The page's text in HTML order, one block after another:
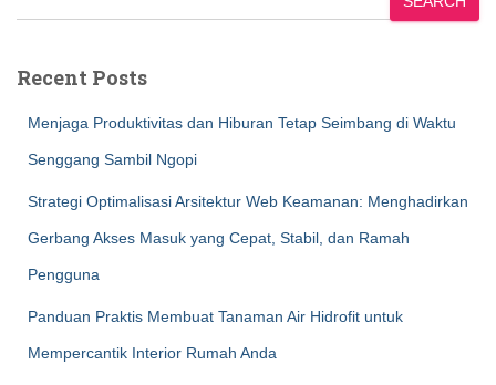
Recent Posts
Menjaga Produktivitas dan Hiburan Tetap Seimbang di Waktu
Senggang Sambil Ngopi
Strategi Optimalisasi Arsitektur Web Keamanan: Menghadirkan
Gerbang Akses Masuk yang Cepat, Stabil, dan Ramah
Pengguna
Panduan Praktis Membuat Tanaman Air Hidrofit untuk
Mempercantik Interior Rumah Anda